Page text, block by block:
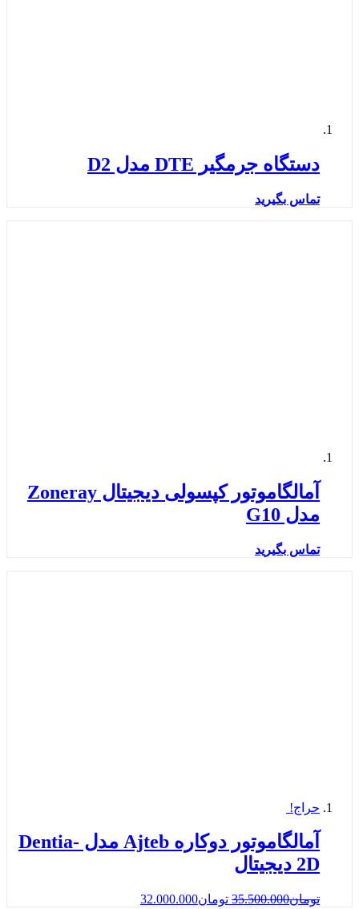
دستگاه جرمگیر DTE مدل D2
تماس بگیرید
آمالگاموتور کپسولی دیجیتال Zoneray
مدل G10
تماس بگیرید
حراج!
آمالگاموتور دوکاره Ajteb مدل Dentia-
2D دیجیتال
تومان35.500.000 تومان32.000.000